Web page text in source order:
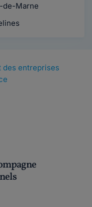
de-Marne
des entreprises